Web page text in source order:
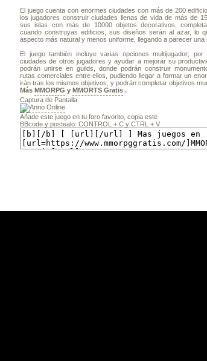
El juego cuenta con enormes ciudades con más de 200
los jugadores construir ciudades llenas de vida de más de
sus islas con más de 10000 objetos decorativos,
cuando construyas edificios, sus diseños serán al azar, lo
aspecto más natural y menos uniforme, llegando a parecer una
El juego también incluye varias opciones multijugador;
ciudades de otros jugadores y ayudar a mejorar su
podrán unirse en guilds, donde podrán construir
rutas comerciales entre ellos, pudiendo llegar a formar un
irán tras los mismos objetivos, y podrán completar objetivos
Más MMORPG y MMORTS Gratis .
Captura de Pantalla:
Añade este juego en tu foro favorito, copia este
BBcode y postealo: CONTROL + C y CTRL + V